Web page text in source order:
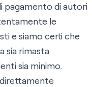
pagamento di autori
le
e siamo certi che
sia rimasta
sia minimo.